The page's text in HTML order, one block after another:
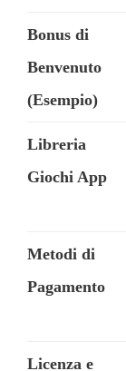
Bonus di
Benvenuto
(Esempio)
Libreria
Giochi App
Metodi di
Pagamento
Licenza e